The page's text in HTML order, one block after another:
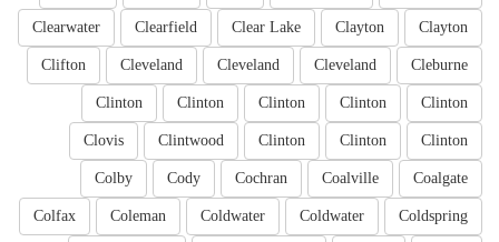
Clayton
Clayton
Clear Lake
Clearfield
Clearwater
Cleburne
Cleveland
Cleveland
Cleveland
Clifton
Clinton
Clinton
Clinton
Clinton
Clinton
Clinton
Clinton
Clinton
Clintwood
Clovis
Coalgate
Coalville
Cochran
Cody
Colby
Coldspring
Coldwater
Coldwater
Coleman
Colfax